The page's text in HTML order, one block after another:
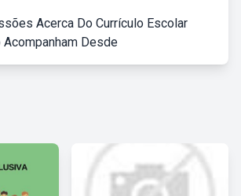
Acerca Do Currículo Escolar
Desde